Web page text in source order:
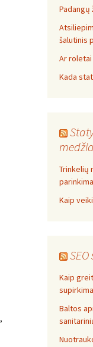
,
Padangų
šalutinis
Ar
Kada
Trinkelių
Kaip
Kaip
Baltos